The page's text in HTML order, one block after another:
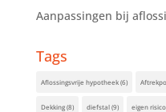
Aanpassingen bij
Tags
Aflossingsvrije hypotheek(6)
Dekking(8) diefstal(9) eigen risico